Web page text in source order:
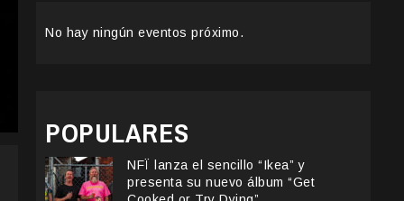
No hay ningún eventos próximo.
POPULARES
NFÏ lanza el sencillo “Ikea” y
presenta su nuevo álbum “Get